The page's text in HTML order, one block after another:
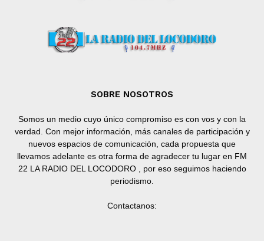
SOBRE NOSOTROS
Somos un medio cuyo único compromiso es con vos y con la
verdad. Con mejor información, más canales de participación y
nuevos espacios de comunicación, cada propuesta que
llevamos adelante es otra forma de agradecer tu lugar en FM
22 LA RADIO DEL LOCODORO , por eso seguimos haciendo
periodismo.
Contactanos: